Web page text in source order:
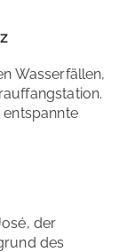
Wasserfällen,
der
des